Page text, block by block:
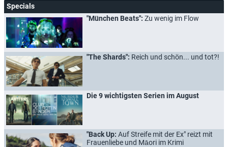
Specials
"München Beats": Zu wenig im Flow
"The Shards": Reich und schön... und tot?!
Die 9 wichtigsten Serien im August
"Back Up: Auf Streife mit der Ex" reizt mit
Frauenliebe und Māori im Krimi